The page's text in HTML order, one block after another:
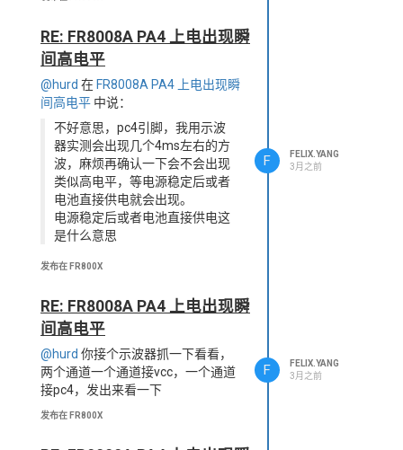
RE: FR8008A PA4 上电出现瞬
间高电平
@hurd 在FR8008A PA4 上电出现瞬
间高电平 中说：
不好意思，pc4引脚，我用示波
器实测会出现几个4ms左右的方
波，麻烦再确认一下会不会出现
类似高电平，等电源稳定后或者
电池直接供电就会出现。
电源稳定后或者电池直接供电这
是什么意思
发布在 FR800X
F
FELIX.YANG
3月之前
RE: FR8008A PA4 上电出现瞬
间高电平
@hurd 你接个示波器抓一下看看，
两个通道一个通道接vcc，一个通道
接pc4，发出来看一下
发布在 FR800X
F
FELIX.YANG
3月之前